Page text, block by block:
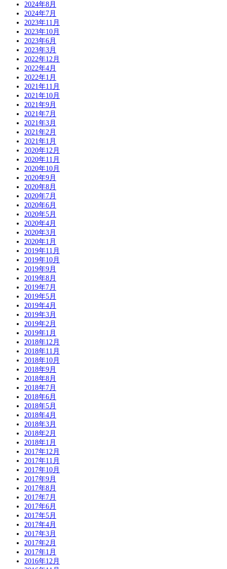
2024年8月
2024年7月
2023年11月
2023年10月
2023年6月
2023年3月
2022年12月
2022年4月
2022年1月
2021年11月
2021年10月
2021年9月
2021年7月
2021年3月
2021年2月
2021年1月
2020年12月
2020年11月
2020年10月
2020年9月
2020年8月
2020年7月
2020年6月
2020年5月
2020年4月
2020年3月
2020年1月
2019年11月
2019年10月
2019年9月
2019年8月
2019年7月
2019年5月
2019年4月
2019年3月
2019年2月
2019年1月
2018年12月
2018年11月
2018年10月
2018年9月
2018年8月
2018年7月
2018年6月
2018年5月
2018年4月
2018年3月
2018年2月
2018年1月
2017年12月
2017年11月
2017年10月
2017年9月
2017年8月
2017年7月
2017年6月
2017年5月
2017年4月
2017年3月
2017年2月
2017年1月
2016年12月